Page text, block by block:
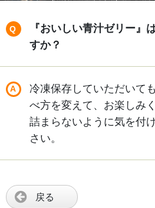
『おいしい青汁ゼリー』
すか？
冷凍保存していただいて
べ方を変えて、お楽しみ
詰まらないように気を付
さい。
戻る